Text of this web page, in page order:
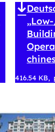
416.54 KB